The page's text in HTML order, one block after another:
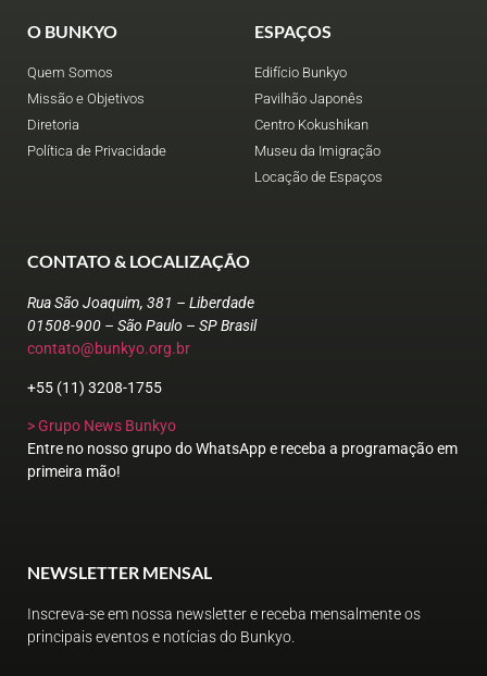
O BUNKYO
Quem Somos
Missão e Objetivos
Diretoria
Política de Privacidade
ESPAÇOS
Edifício Bunkyo
Pavilhão Japonês
Centro Kokushikan
Museu da Imigração
Locação de Espaços
CONTATO & LOCALIZAÇÃO
Rua São Joaquim, 381 – Liberdade
01508-900 – São Paulo – SP Brasil
contato@bunkyo.org.br
+55 (11) 3208-1755
> Grupo News Bunkyo
Entre no nosso grupo do WhatsApp e receba a programação em
primeira mão!
NEWSLETTER MENSAL
Inscreva-se em nossa newsletter e receba mensalmente os
principais eventos e notícias do Bunkyo.